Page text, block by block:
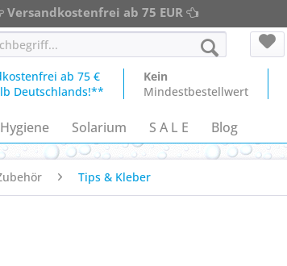
Versandkostenfrei ab 75 EUR
ab 75 €
Deutschlands!**
Kein
Mindestbestellwert
Hygiene Solarium S A L E Blog
Tips & Kleber